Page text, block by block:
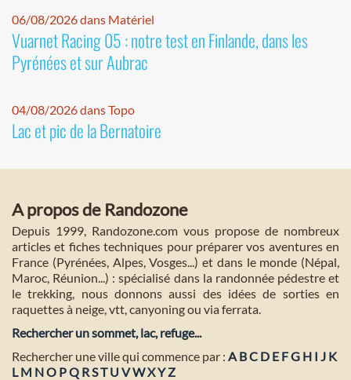
06/08/2026 dans Matériel
Vuarnet Racing 05 : notre test en Finlande, dans les
Pyrénées et sur Aubrac
04/08/2026 dans Topo
Lac et pic de la Bernatoire
A propos de Randozone
Depuis 1999, Randozone.com vous propose de nombreux
articles et fiches techniques pour préparer vos aventures en
France (Pyrénées, Alpes, Vosges...) et dans le monde (Népal,
Maroc, Réunion...) : spécialisé dans la randonnée pédestre et
le trekking, nous donnons aussi des idées de sorties en
raquettes à neige, vtt, canyoning ou via ferrata.
Rechercher un sommet, lac, refuge...
Rechercher une ville qui commence par : A BC D E FG H I J K
L M NO PQ R ST U VWXY Z